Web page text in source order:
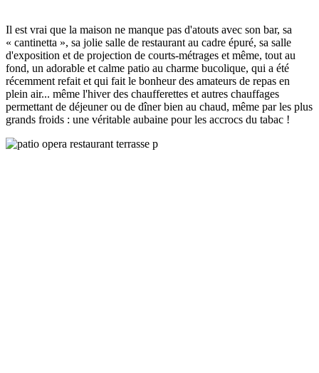
Il est vrai que la maison ne manque pas d'atouts avec son bar, sa
« cantinetta », sa jolie salle de restaurant au cadre épuré, sa salle
d'exposition et de projection de courts-métrages et même, tout au
fond, un adorable et calme patio au charme bucolique, qui a été
récemment refait et qui fait le bonheur des amateurs de repas en
plein air... même l'hiver des chaufferettes et autres chauffages
permettant de déjeuner ou de dîner bien au chaud, même par les plus
grands froids : une véritable aubaine pour les accrocs du tabac !